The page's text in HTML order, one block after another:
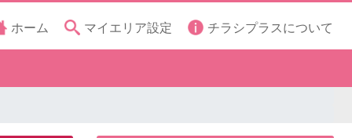
ホーム マイエリア設定 チラシプラスについて